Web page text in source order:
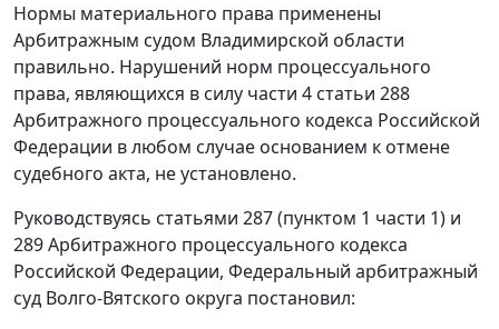
Нормы материального права применены
Арбитражным судом Владимирской области
правильно. Нарушений норм процессуального
права, являющихся в силу части 4 статьи 288
Арбитражного процессуального кодекса Российской
Федерации в любом случае основанием к отмене
судебного акта, не установлено.
Руководствуясь статьями 287 (пунктом 1 части 1) и
289 Арбитражного процессуального кодекса
Российской Федерации, Федеральный арбитражный
суд Волго-Вятского округа постановил: